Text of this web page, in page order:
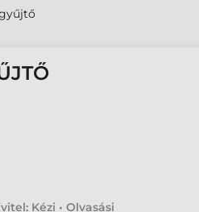
Kézi • Olvasási